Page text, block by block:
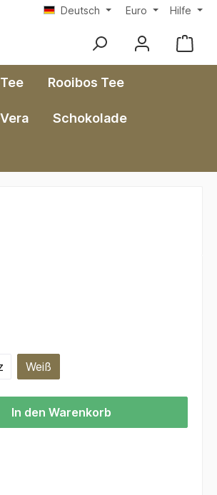
Deutsch Euro Hilfe
Rooibos Tee
Schokolade
Weiß
In den Warenkorb